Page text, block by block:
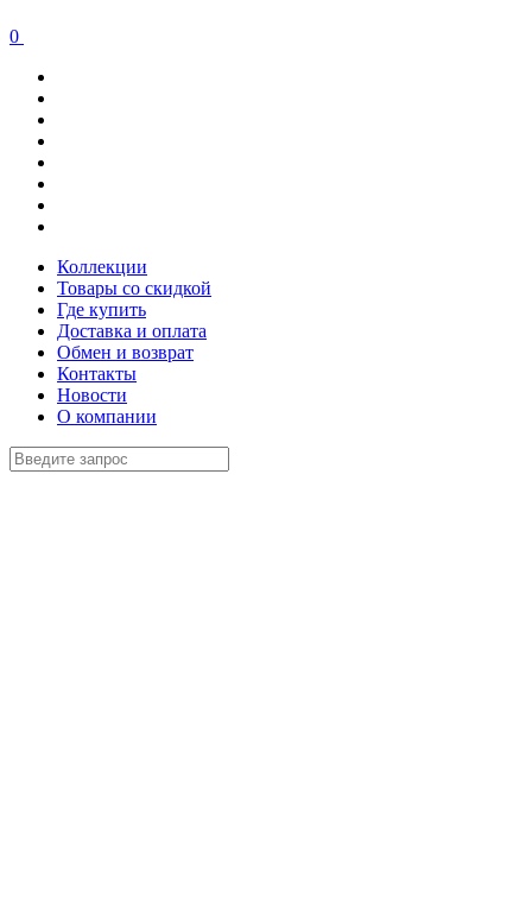
0
Коллекции
Товары со скидкой
Где купить
Доставка и оплата
Обмен и возврат
Контакты
Новости
О компании